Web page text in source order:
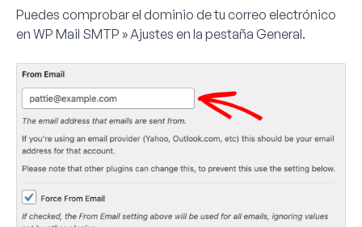
Puedes comprobar el dominio de tu correo electrónico
en WP Mail SMTP » Ajustes en la pestaña General.